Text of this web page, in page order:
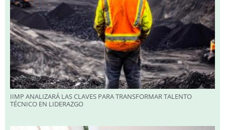
IIMP ANALIZARÁ LAS CLAVES PARA TRANSFORMAR TALENTO
TÉCNICO EN LIDERAZGO